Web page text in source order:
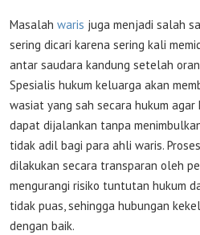
Masalah waris juga menjadi salah
sering dicari karena sering kali
antar saudara kandung setelah
Spesialis hukum keluarga akan
wasiat yang sah secara hukum
dapat dijalankan tanpa
tidak adil bagi para ahli waris.
dilakukan secara transparan oleh
mengurangi risiko tuntutan hukum
tidak puas, sehingga hubungan
dengan baik.